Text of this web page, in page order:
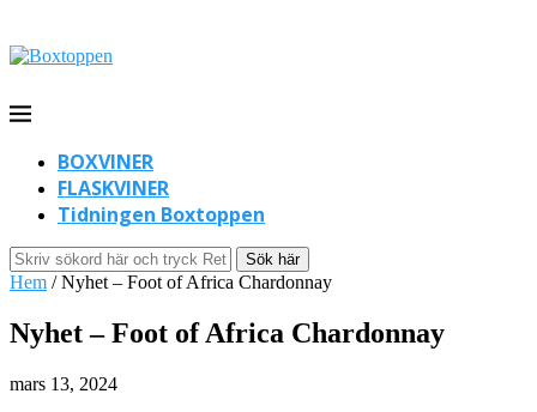
BOXVINER
FLASKVINER
Tidningen Boxtoppen
Sök här
Hem /Nyhet – Foot of Africa Chardonnay
Nyhet – Foot of Africa Chardonnay
mars 13, 2024